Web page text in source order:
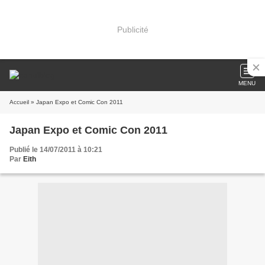
Publicité
MENU
Accueil » Japan Expo et Comic Con 2011
Japan Expo et Comic Con 2011
Publié le 14/07/2011 à 10:21
Par Eith